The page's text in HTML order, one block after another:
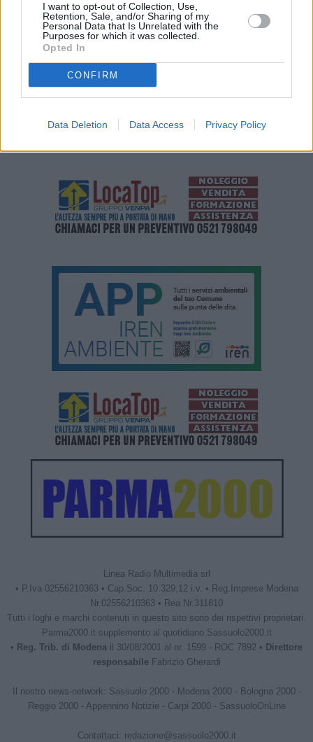
I want to opt-out of Collection, Use,
Retention, Sale, and/or Sharing of my
Personal Data that Is Unrelated with the
Purposes for which it was collected.
Opted In
CONFIRM
Data Deletion Data Access Privacy Policy
(ITALPRESS).
ITALIA NEWSONLINE
Linea Radio Multimedia srl
• P.Iva 02556210363 • Cap.Soc. 10.329,12 i.v. • Reg.Imprese Modena
Nr.02556210363 • Rea Nr.311810
Tutti i loghi e marchi contenuti in questo sito sono dei rispettivi proprietari.
Parma2000.it supplemento al quotidiano Sassuolo2000.it
• Reg. Trib. di Modena il 30/08/2001 al nr. 1599 - ROC 7892 • Direttore
responsabileFabrizio Gherardi
Il nostro news-network: Sassuolo 2000- Modena 2000- Bologna 2000-
Reggio 2000- Appennino Notizie - Carpi 2000- SassuoloOnLine
Contattaci: redazione@sassuolo2000.it